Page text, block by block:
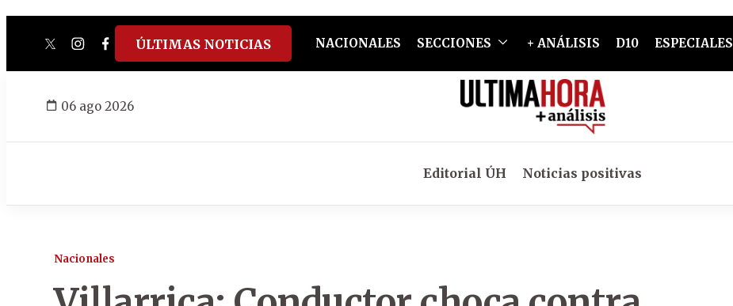
twitterinstagram
facebook
tiktokyoutube
spotify
ÚLTIMAS NOTICIAS NACIONALES SECCIONES + ANÁLISIS D10 ESPECIALES
06 ago 2026
Editorial ÚH Noticias positivas
Nacionales